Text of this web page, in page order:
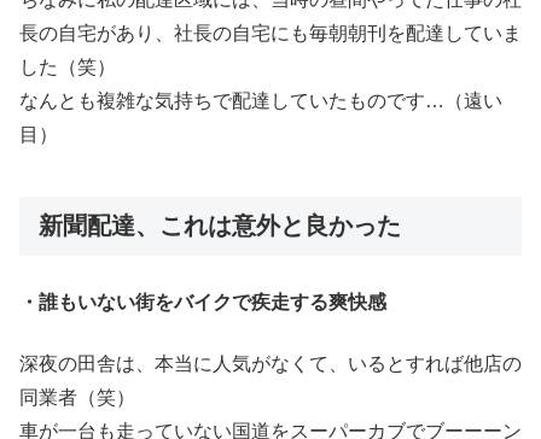
長の自宅があり、社長の自宅にも毎朝朝刊を配達していま
した（笑）
なんとも複雑な気持ちで配達していたものです…（遠い
目）
新聞配達、これは意外と良かった
・誰もいない街をバイクで疾走する爽快感
深夜の田舎は、本当に人気がなくて、いるとすれば他店の
同業者（笑）
車が一台も走っていない国道をスーパーカブでブーーーン